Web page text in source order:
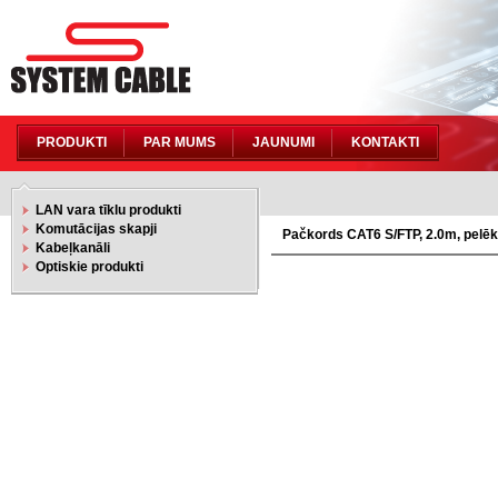
PRODUKTI PAR MUMS JAUNUMI KONTAKTI
LAN vara tīklu produkti
Komutācijas skapji
Kabeļkanāli
Optiskie produkti
Pačkords CAT6 S/FTP, 2.0m,